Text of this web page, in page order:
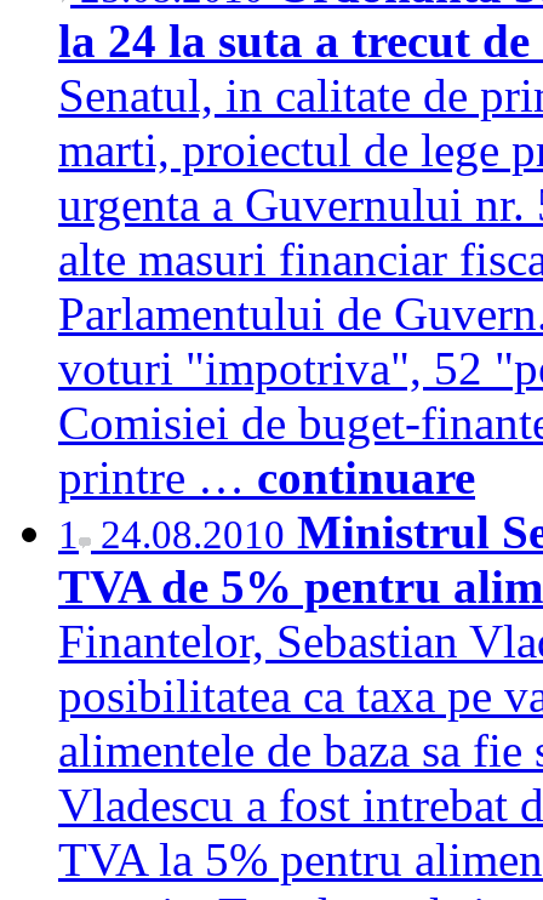
la 24 la suta a trecut
Senatul, in calitate de
marti, proiectul de lege
urgenta a Guvernului
alte masuri financiar
Parlamentului de
voturi "impotriva", 52
Comisiei de buget-
printre … continuare
1 24.08.2010 Ministrul
TVA de 5% pentru
Finantelor, Sebastian
posibilitatea ca taxa pe
alimentele de baza sa
Vladescu a fost intrebat
TVA la 5% pentru